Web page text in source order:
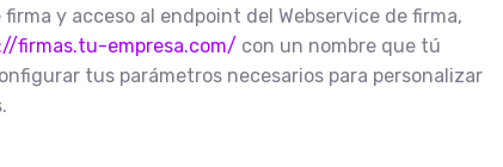
y acceso al endpoint del Webservice de firma,
firmas.tu-empresa.com/ con un nombre que tú
tus parámetros necesarios para personalizar